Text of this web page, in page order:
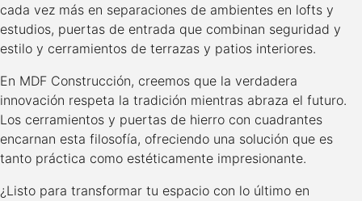
cada vez más en separaciones de ambientes en lofts y
estudios, puertas de entrada que combinan seguridad y
estilo y cerramientos de terrazas y patios interiores.
En MDF Construcción, creemos que la verdadera
innovación respeta la tradición mientras abraza el futuro.
Los cerramientos y puertas de hierro con cuadrantes
encarnan esta filosofía, ofreciendo una solución que es
tanto práctica como estéticamente impresionante.
¿Listo para transformar tu espacio con lo último en